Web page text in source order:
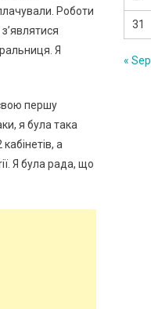
Роботи
Я
першу
я була така
а
Я була рада, що
31
« Sep